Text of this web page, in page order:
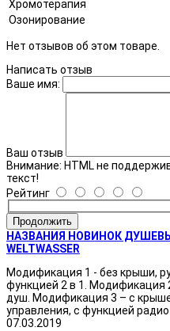
Хромотерапия
Озонирование
Нет отзывов об этом товаре.
Написать отзыв
Ваше имя:
Ваш отзыв
Внимание: HTML не
текст!
Рейтинг
Продолжить
НАЗВАНИЯ НОВИНОК
WELTWASSER
Модификация 1 - без крыши,
функцией 2 в 1. Модификация
душ. Модификация 3 – с
управления, с функцией радио
07.03.2019